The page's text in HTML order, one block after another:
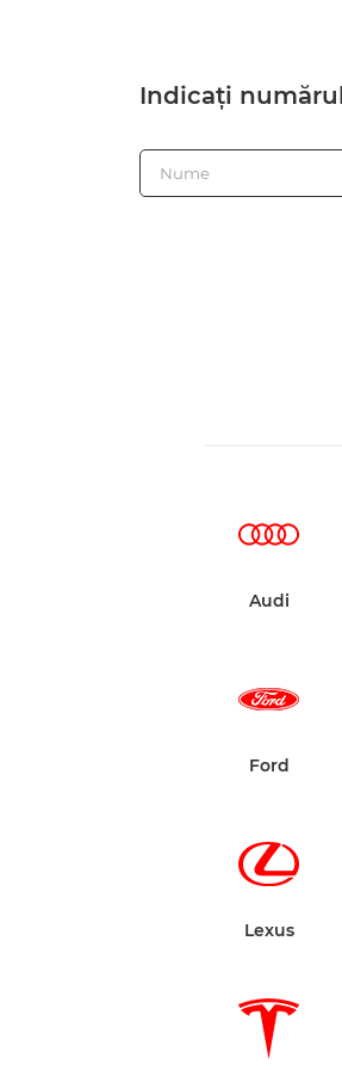
Indicați
Audi
Ford
Lexus